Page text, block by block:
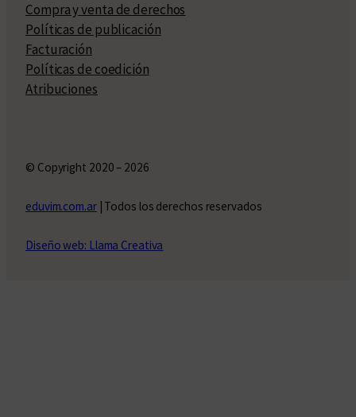
Compra y venta de derechos
Políticas de publicación
Facturación
Políticas de coedición
Atribuciones
© Copyright 2020 – 2026
eduvim.com.ar| Todos los derechos reservados
Diseño web: Llama Creativa